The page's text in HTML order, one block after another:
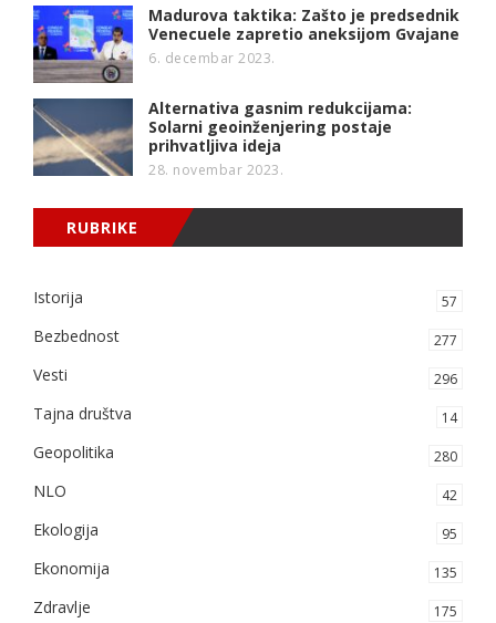
Madurova taktika: Zašto je predsednik
Venecuele zapretio aneksijom Gvajane
6. decembar 2023.
Alternativa gasnim redukcijama:
Solarni geoinženjering postaje
prihvatljiva ideja
28. novembar 2023.
RUBRIKE
Istorija 57
Bezbednost 277
Vesti 296
Tajna društva 14
Geopolitika 280
NLO 42
Ekologija 95
Ekonomija 135
Zdravlje 175